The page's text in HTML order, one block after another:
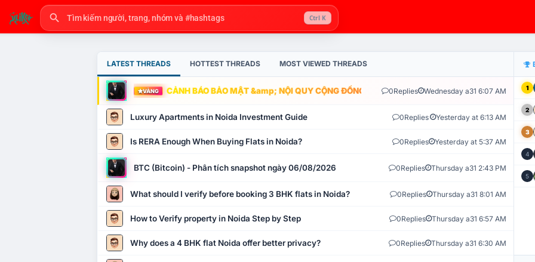
Ctrl K
LATEST THREADS HOTTEST THREADS MOST VIEWED THREADS
VÀNG CẢNH BÁO BẢO MẬT &amp; NỘI QUY CỘNG ĐỒNG VLIKE.VN: HỆ THỐNG GIÁM SÁT TỰ
0Replies Wednesday a31 6:07 AM
Luxury Apartments in Noida Investment Guide 0Replies Yesterday at 6:13 AM
Is RERA Enough When Buying Flats in Noida? 0Replies Yesterday at 5:37 AM
BTC (Bitcoin) - Phân tích snapshot ngày 06/08/2026 0Replies Thursday a31 2:43 PM
What should I verify before booking 3 BHK flats in Noida? 0Replies Thursday a31 8:01 AM
How to Verify property in Noida Step by Step 0Replies Thursday a31 6:57 AM
Why does a 4 BHK flat Noida offer better privacy? 0Replies Thursday a31 6:30 AM
1
2
3
4
5